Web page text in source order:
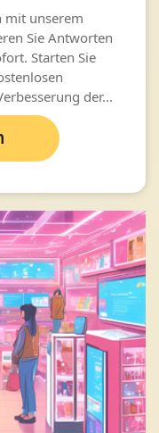
mit unserem
Sie Antworten
Starten Sie
der...